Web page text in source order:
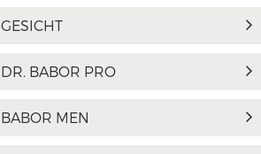
GESICHT
DR. BABOR PRO
BABOR MEN